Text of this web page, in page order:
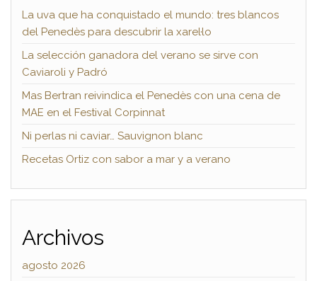
La uva que ha conquistado el mundo: tres blancos
del Penedès para descubrir la xarel·lo
La selección ganadora del verano se sirve con
Caviaroli y Padró
Mas Bertran reivindica el Penedès con una cena de
MAE en el Festival Corpinnat
Ni perlas ni caviar… Sauvignon blanc
Recetas Ortiz con sabor a mar y a verano
Archivos
agosto 2026